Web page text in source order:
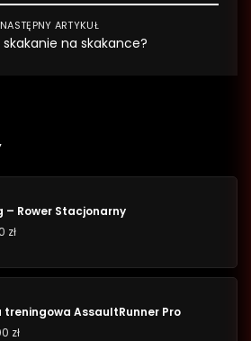
NASTĘPNY ARTYKUŁ
na skakance?
– Rower Stacjonarny
zł
treningowa AssaultRunner Pro
zł